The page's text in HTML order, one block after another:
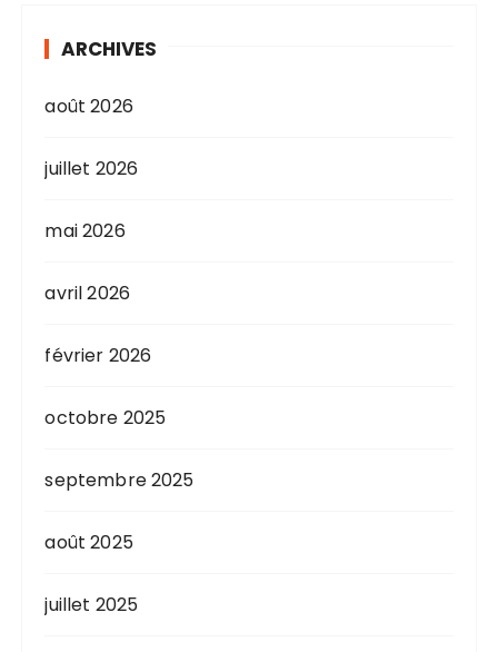
ARCHIVES
août 2026
juillet 2026
mai 2026
avril 2026
février 2026
octobre 2025
septembre 2025
août 2025
juillet 2025